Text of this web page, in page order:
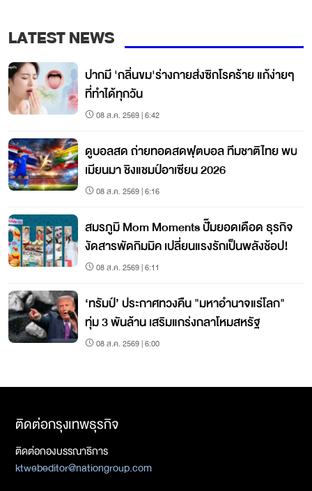
LATEST NEWS
ปากมี 'กลิ่นขม'ร่างกายส่งซิกโรคร้าย แก้ง่ายๆ
ที่ทำได้ทุกวัน
08 ส.ค. 2569 | 6:42
ดูบอลสด ถ่ายทอดสดฟุตบอล ทีมชาติไทย พบ
เมียนมา ชิงแชมป์อาเซียน 2026
08 ส.ค. 2569 | 6:16
สมรภูมิ Mom Moments ปั๊มยอดเดือด ธุรกิจ
งัดสารพัดกิมมิค เปลี่ยนแรงรักเป็นพลังช้อป!
08 ส.ค. 2569 | 6:11
‘ทรัมป์’ ประกาศทวงคืน "มหาอำนาจแร่โลก"
ทุ่ม 3 พันล้าน เสริมแกร่งกลาโหมสหรัฐ
08 ส.ค. 2569 | 6:00
ติดต่อกรุงเทพธุรกิจ
ติดต่อกองบรรณาธิการ
ktwebeditor@nationgroup.com